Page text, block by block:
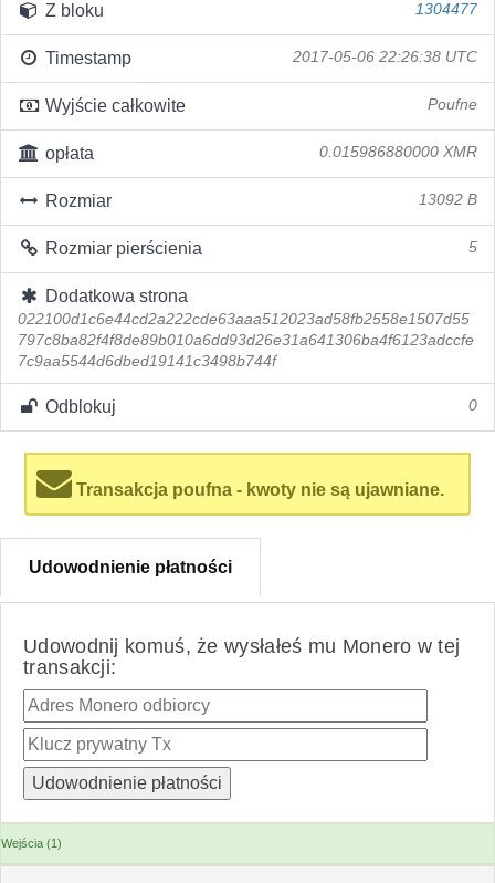
Z bloku 1304477
Timestamp 2017-05-06 22:26:38 UTC
Wyjście całkowite Poufne
opłata 0.015986880000 XMR
Rozmiar 13092 B
Rozmiar pierścienia 5
Dodatkowa strona
022100d1c6e44cd2a222cde63aaa512023ad58fb2558e1507d55
797c8ba82f4f8de89b010a6dd93d26e31a641306ba4f6123adccfe
7c9aa5544d6dbed19141c3498b744f
Odblokuj 0
Transakcja poufna - kwoty nie są ujawniane.
Udowodnienie płatności
Udowodnij komuś, że wysłałeś mu Monero w tej
transakcji:
Wejścia (1)